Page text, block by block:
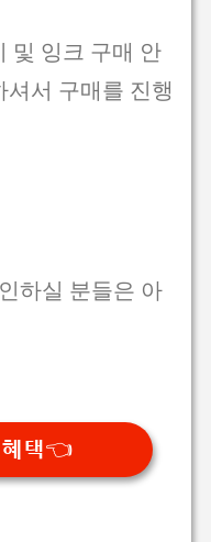
및 잉크 구매 안
서 구매를 진행
하실 분들은 아
택👈